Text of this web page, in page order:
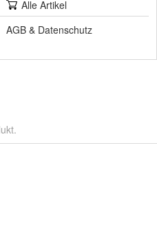
Alle Artikel
AGB & Datenschutz